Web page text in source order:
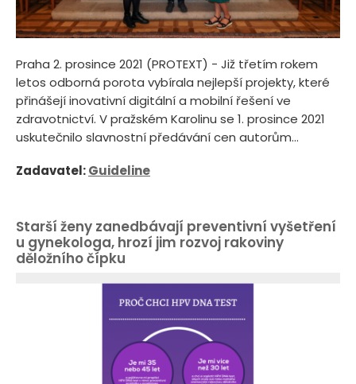
Praha 2. prosince 2021 (PROTEXT) - Již třetím rokem
letos odborná porota vybírala nejlepší projekty, které
přinášejí inovativní digitální a mobilní řešení ve
zdravotnictví. V pražském Karolinu se 1. prosince 2021
uskutečnilo slavnostní předávání cen autorům...
Zadavatel:Guideline
Starší ženy zanedbávají preventivní vyšetření
u gynekologa, hrozí jim rozvoj rakoviny
děložního čípku